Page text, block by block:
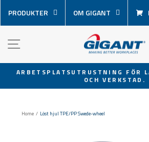
över
innehåll
PRODUKTER OM GIGANT
Pausa
ARBETSPLATSUTRUSTNING FÖR
OCH VERKSTAD.
Home / Löst hjul TPE/PP Swede-wheel